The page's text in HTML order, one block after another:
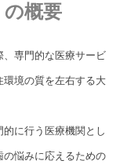
の概要
、専門的な医療サービ
環境の質を左右する大
に行う医療機関とし
悩みに応えるための